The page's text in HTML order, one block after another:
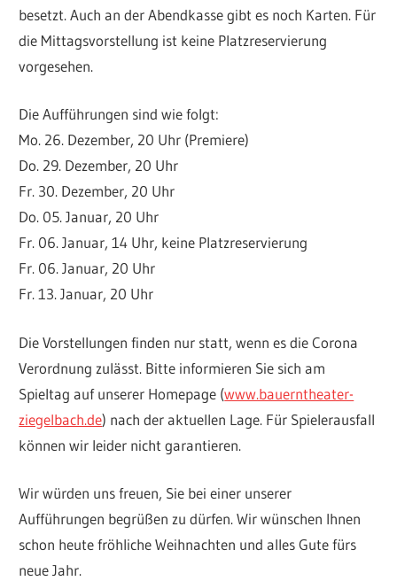
besetzt. Auch an der Abendkasse gibt es noch Karten. Für
die Mittagsvorstellung ist keine Platzreservierung
vorgesehen.
Die Aufführungen sind wie folgt:
Mo. 26. Dezember, 20 Uhr (Premiere)
Do. 29. Dezember, 20 Uhr
Fr. 30. Dezember, 20 Uhr
Do. 05. Januar, 20 Uhr
Fr. 06. Januar, 14 Uhr, keine Platzreservierung
Fr. 06. Januar, 20 Uhr
Fr. 13. Januar, 20 Uhr
Die Vorstellungen finden nur statt, wenn es die Corona
Verordnung zulässt. Bitte informieren Sie sich am
Spieltag auf unserer Homepage (www.bauerntheater-
ziegelbach.de) nach der aktuellen Lage. Für Spielerausfall
können wir leider nicht garantieren.
Wir würden uns freuen, Sie bei einer unserer
Aufführungen begrüßen zu dürfen. Wir wünschen Ihnen
schon heute fröhliche Weihnachten und alles Gute fürs
neue Jahr.